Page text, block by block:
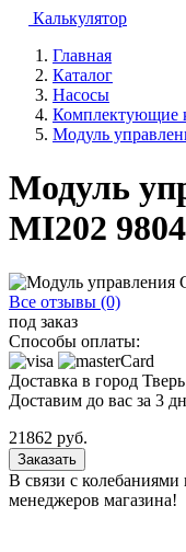
Калькулятор
Главная
Каталог
Насосы
Комплектующие
Модуль
Модуль
MI202
Все отзывы (0)
под заказ
Способы оплаты:
Доставка в город Тверь
Доставим до вас за 3
21862 руб.
Заказать
В связи с
менеджеров магазина!